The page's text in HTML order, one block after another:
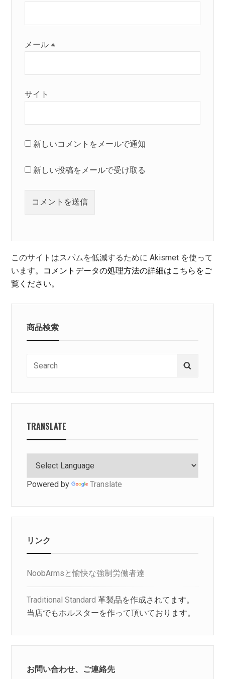
メール※
サイト
新しいコメントをメールで通知
新しい投稿をメールで受け取る
このサイトはスパムを低減するために Akismet を使って
います。 コメントデータの処理方法の詳細はこちらをご
覧ください。
商品検索
TRANSLATE
Powered by Translate
リンク
NoobArmsと愉快な強制労働者達
Traditional Standard 革製品を作成されてます。
当店でもホルスターを作って頂いております。
お問い合わせ、ご連絡先